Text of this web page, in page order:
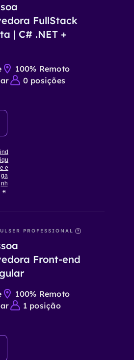
FullStack
| C# .NET +
100% Remoto
0 posições
ind
iqu
e e
ga
nh
e
PROFESSIONAL
Front-end
100% Remoto
1 posição